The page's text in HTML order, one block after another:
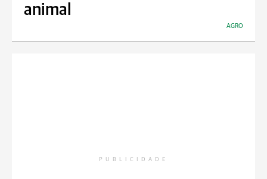
animal
AGRO
PUBLICIDADE